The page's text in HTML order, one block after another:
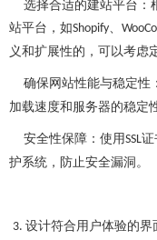
选择合适的建站平台：
站平台，如Shopify、
义和扩展性的，可以考虑
确保网站性能与稳定性
加载速度和服务器的稳定
安全性保障：使用SSL证
护系统，防止安全漏洞。
3. 设计符合用户体验的界